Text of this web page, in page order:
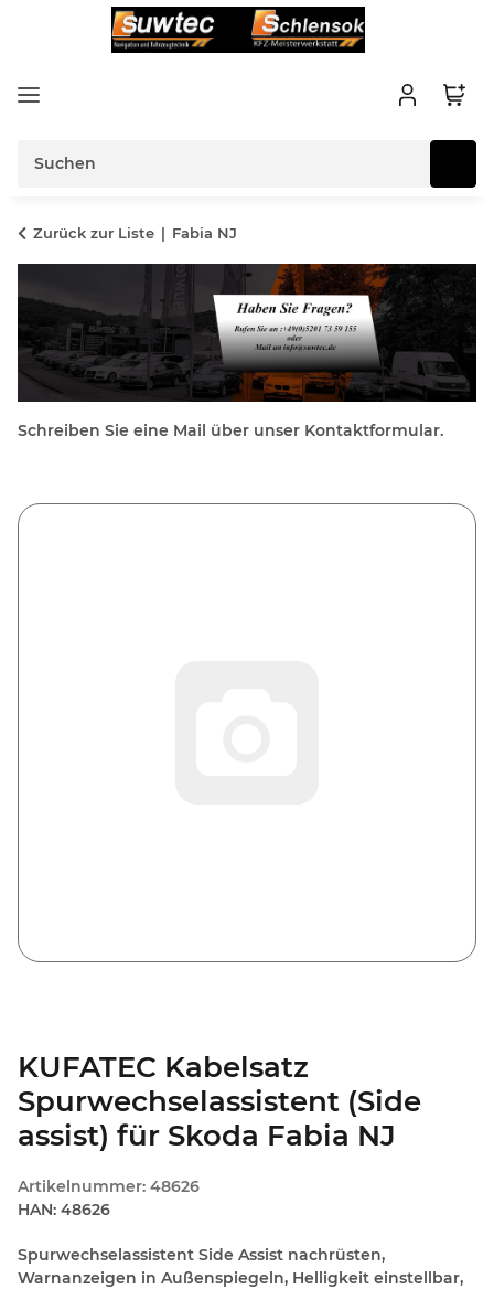
Zurück zur Liste Fabia NJ
Schreiben Sie eine Mail über unser Kontaktformular.
KUFATEC Kabelsatz
Spurwechselassistent (Side
assist) für Skoda Fabia NJ
Artikelnummer: 48626
HAN: 48626
Spurwechselassistent Side Assist nachrüsten,
Warnanzeigen in Außenspiegeln, Helligkeit einstellbar,